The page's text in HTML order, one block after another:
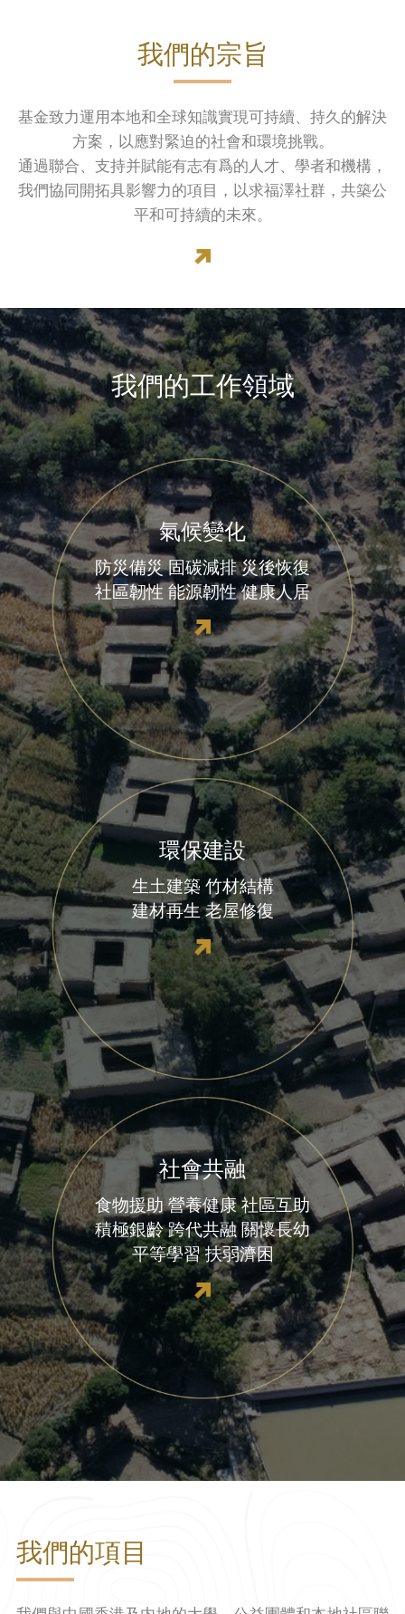
我們的宗旨
基金致力運用本地和全球知識實現可持續、持久的解決
方案，以應對緊迫的社會和環境挑戰。
通過聯合、支持并賦能有志有爲的人才、學者和機構，
我們協同開拓具影響力的項目，以求福澤社群，共築公
平和可持續的未來。
我們的工作領域
氣候變化
防災備災 固碳減排 災後恢復
社區韌性 能源韌性 健康人居
環保建設
生土建築 竹材結構
建材再生 老屋修復
社會共融
食物援助 營養健康 社區互助
積極銀齡 跨代共融 關懷長幼
平等學習 扶弱濟困
我們的項目